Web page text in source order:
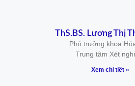
ThS.BS. Lương Thị
Phó trưởng khoa
Trung tâm Xét
Xem chi tiết »